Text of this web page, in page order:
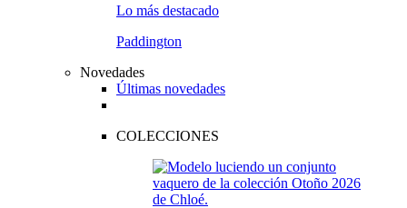
Lo más destacado
Paddington
Novedades
Últimas novedades
COLECCIONES